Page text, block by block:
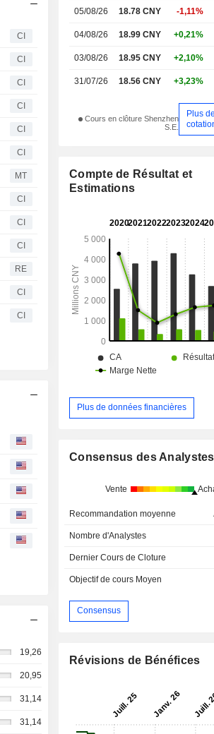
CI
CI
CI
CI
CI
CI
MT
CI
CI
CI
RE
CI
CI
19,26
20,95
31,14
31,14
05/08/26 18.78 CNY -1,11%
04/08/26 18.99 CNY +0,21%
03/08/26 18.95 CNY +2,10%
31/07/26 18.56 CNY +3,23%
Cours en clôture Shenzhen
S.E.
Plus de
Compte de Résultat et
Estimations
Plus de données financières
Consensus des Analystes
Vente
Recommandation moyenne
Nombre d'Analystes
Dernier Cours de Cloture
Objectif de cours Moyen
Consensus
Révisions de Bénéfices